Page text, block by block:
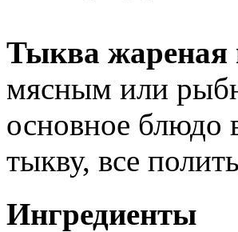
Тыква жареная
мясным или
основное блюдо
тыкву, все
Ингредиенты